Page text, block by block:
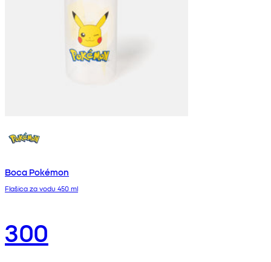
Boca Pokémon
Flašica za vodu 450 ml
300